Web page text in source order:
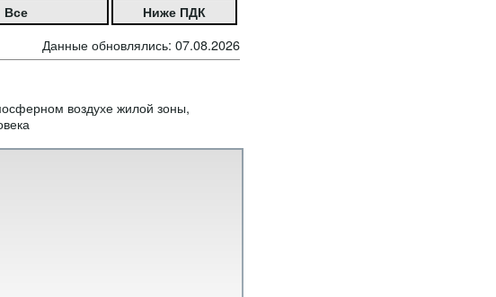
Все Ниже ПДК
Данные обновлялись: 07.08.2026
воздухе жилой зоны,